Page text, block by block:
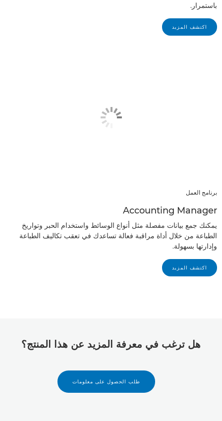
باستمرار.
اكتشف المزيد
برنامج العمل
Accounting Manager
يمكنك جمع بيانات مفصلة مثل أنواع الوسائط واستخدام الحبر وتواريخ
الطباعة من خلال أداة مراقبة فعالة تساعدك في تعقب تكاليف الطباعة
وإدارتها بسهولة.
اكتشف المزيد
هل ترغب في معرفة المزيد عن هذا المنتج؟
طلب الحصول على معلومات